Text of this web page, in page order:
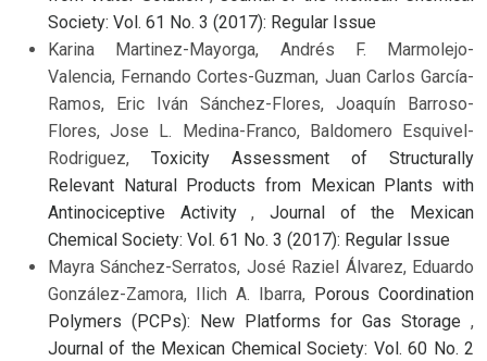
Society: Vol. 61 No. 3 (2017): Regular Issue
Karina Martinez-Mayorga, Andrés F. Marmolejo-
Valencia, Fernando Cortes-Guzman, Juan Carlos García-
Ramos, Eric Iván Sánchez-Flores, Joaquín Barroso-
Flores, Jose L. Medina-Franco, Baldomero Esquivel-
Rodriguez, Toxicity Assessment of Structurally
Relevant Natural Products from Mexican Plants with
Antinociceptive Activity,Journal of the Mexican
Chemical Society: Vol. 61 No. 3 (2017): Regular Issue
Mayra Sánchez-Serratos, José Raziel Álvarez, Eduardo
González-Zamora, Ilich A. Ibarra, Porous Coordination
Polymers (PCPs): New Platforms for Gas Storage ,
Journal of the Mexican Chemical Society: Vol. 60 No. 2